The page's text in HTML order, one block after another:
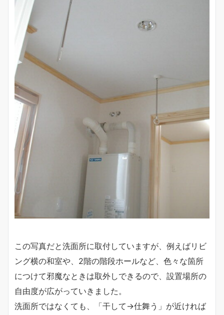
この写真だと洗面所に取付していますが、例えばリビ
ング横の和室や、2階の階段ホールなど、色々な箇所
につけて邪魔なときは取外しできるので、設置場所の
自由度が広がっていきました。
洗面所ではなくても、「干して→仕舞う」が近ければ